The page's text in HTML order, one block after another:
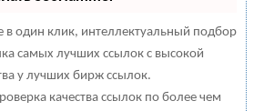
один клик, интеллектуальный подбор
самых лучших ссылок с высокой
у лучших бирж ссылок.
качества ссылок по более чем